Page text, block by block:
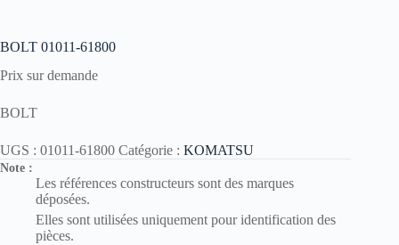
BOLT 01011-61800
Prix sur demande
BOLT
UGS : 01011-61800 Catégorie : KOMATSU
Note :
Les références constructeurs sont des marques
déposées.
Elles sont utilisées uniquement pour identification des
pièces.